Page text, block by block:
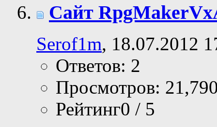
Сайт
Serof1m, 18.07.2012
Ответов: 2
Просмотров:
Рейтинг0 / 5